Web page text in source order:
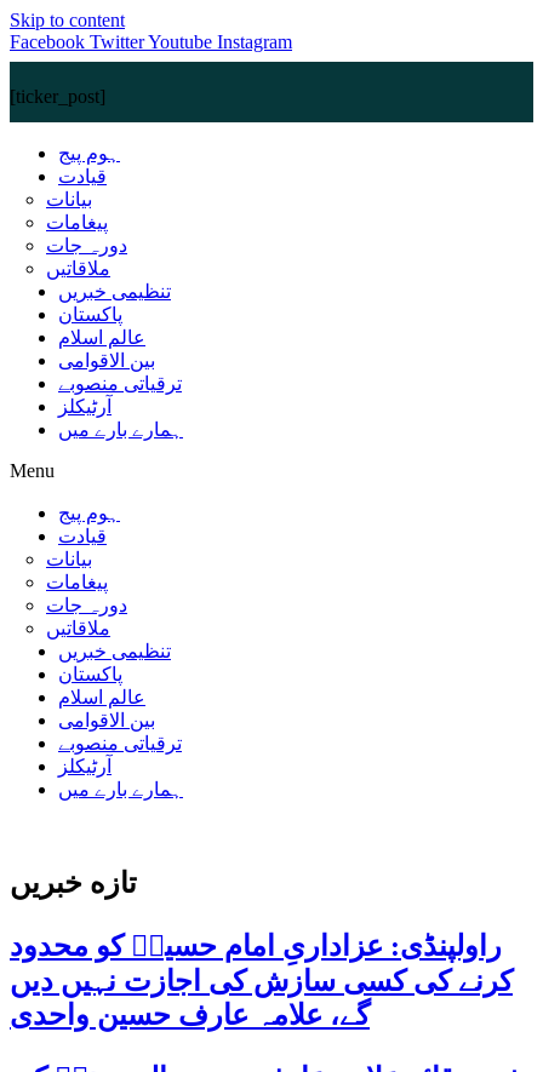
Skip to content
Facebook TwitterYoutube Instagram
[ticker_post]
ہوم پیج
قیادت
بیانات
پیغامات
دورہ جات
ملاقاتیں
تنظیمی خبریں
پاکستان
عالم اسلام
بین الاقوامی
ترقیاتی منصوبے
آرٹیکلز
ہمارے بارے میں
Menu
ہوم پیج
قیادت
بیانات
پیغامات
دورہ جات
ملاقاتیں
تنظیمی خبریں
پاکستان
عالم اسلام
بین الاقوامی
ترقیاتی منصوبے
آرٹیکلز
ہمارے بارے میں
تازه خبریں
راولپنڈی: عزاداریِ امام حسینؑ کو محدود
کرنے کی کسی سازش کی اجازت نہیں دیں
گے، علامہ عارف حسین واحدی